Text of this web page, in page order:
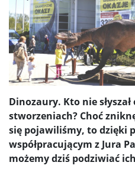
Dinozaury. Kto nie
stworzeniach? Choć
się pojawiliśmy, to dzięki
współpracującym z Jura
możemy dziś podziwiać